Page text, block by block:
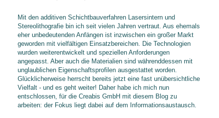
Mit den additiven Schichtbauverfahren Lasersintern und
Stereolithografie bin ich seit vielen Jahren vertraut. Aus ehemals
eher unbedeutenden Anfängen ist inzwischen ein großer Markt
geworden mit vielfältigen Einsatzbereichen. Die Technologien
wurden weiterentwickelt und speziellen Anforderungen
angepasst. Aber auch die Materialien sind währenddessen mit
unglaublichen Eigenschaftsprofilen ausgestattet worden.
Glücklicherweise herrscht bereits jetzt eine fast unübersichtliche
Vielfalt - und es geht weiter! Daher habe ich mich nun
entschlossen, für die Creabis GmbH mit diesem Blog zu
arbeiten: der Fokus liegt dabei auf dem Informationsaustausch.